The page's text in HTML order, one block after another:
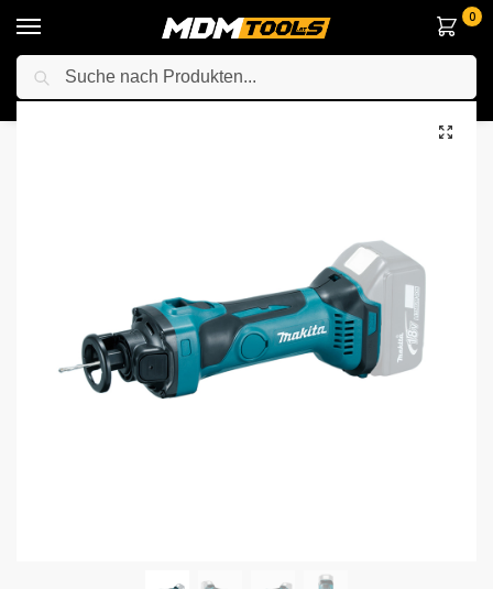
0
Startseite / Elektrowerkzeuge / Anderes Elektrowerkzeuge